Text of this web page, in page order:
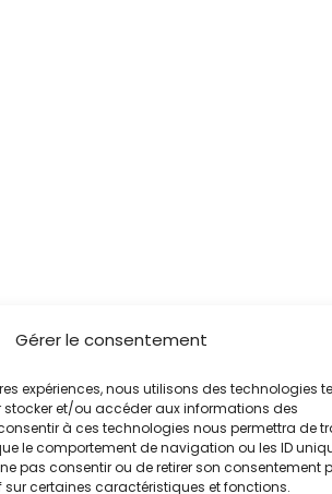
Gérer le consentement
expériences, nous utilisons des technologies
stocker et/ou accéder aux informations des
à ces technologies nous permettra de
le comportement de navigation ou les ID
pas consentir ou de retirer son consentement
sur certaines caractéristiques et fonctions.